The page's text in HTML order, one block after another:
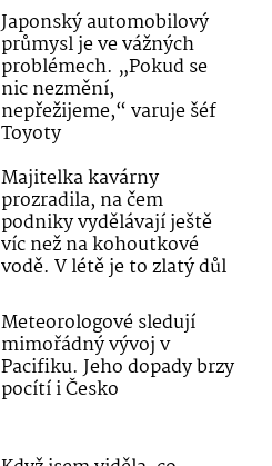
Japonský automobilový
průmysl je ve vážných
problémech. „Pokud se
nic nezmění,
nepřežijeme,“ varuje šéf
Toyoty
Majitelka kavárny
prozradila, na čem
podniky vydělávají ještě
víc než na kohoutkové
vodě. V létě je to zlatý důl
Meteorologové sledují
mimořádný vývoj v
Pacifiku. Jeho dopady brzy
pocítí i Česko